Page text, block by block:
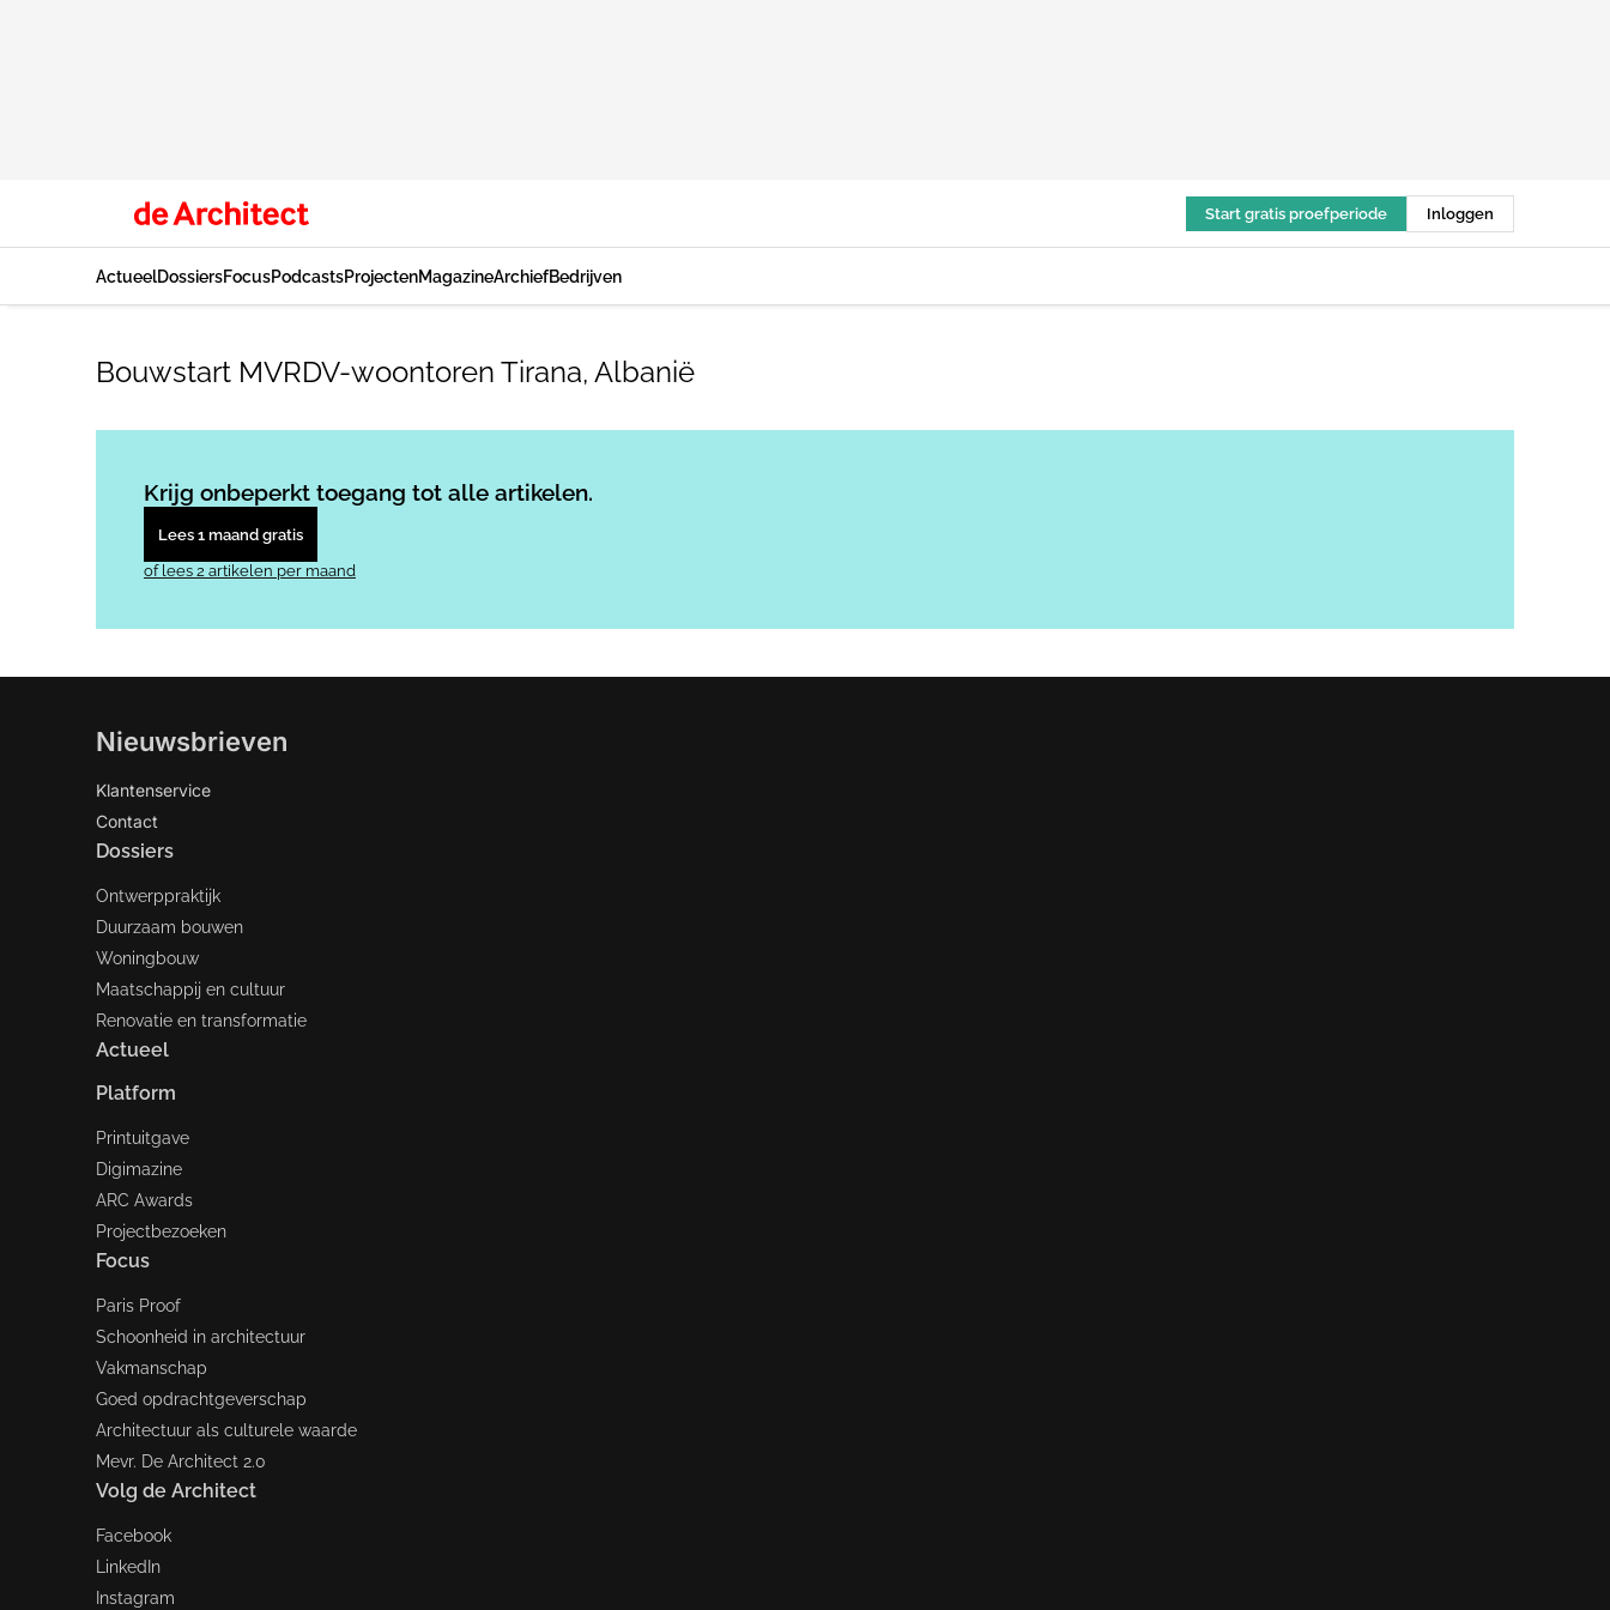
Start gratis proefperiode Inloggen
ActueelDossiersFocusPodcastsProjectenMagazineArchiefBedrijven
Bouwstart MVRDV-woontoren Tirana, Albanië
Krijg onbeperkt toegang tot alle artikelen.
Lees 1 maand gratis
of lees 2 artikelen per maand
Nieuwsbrieven
Klantenservice
Contact
Dossiers
Ontwerppraktijk
Duurzaam bouwen
Woningbouw
Maatschappij en cultuur
Renovatie en transformatie
Actueel
Platform
Printuitgave
Digimazine
ARC Awards
Projectbezoeken
Focus
Paris Proof
Schoonheid in architectuur
Vakmanschap
Goed opdrachtgeverschap
Architectuur als culturele waarde
Mevr. De Architect 2.0
Volg de Architect
Facebook
LinkedIn
Instagram